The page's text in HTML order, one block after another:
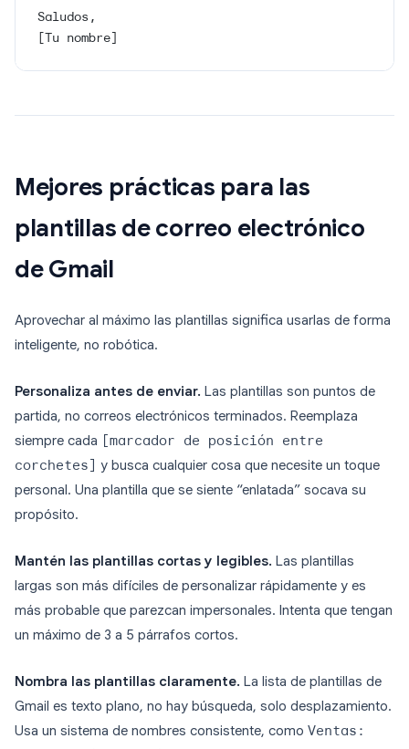
Saludos,
[Tu nombre]
Mejores prácticas para las
plantillas de correo electrónico
de Gmail
Aprovechar al máximo las plantillas significa usarlas de forma
inteligente, no robótica.
Personaliza antes de enviar. Las plantillas son puntos de
partida, no correos electrónicos terminados. Reemplaza
siempre cada
[marcador de posición entre
corchetes]
y busca cualquier cosa que necesite un toque
personal. Una plantilla que se siente “enlatada” socava su
propósito.
Mantén las plantillas cortas y legibles. Las plantillas
largas son más difíciles de personalizar rápidamente y es
más probable que parezcan impersonales. Intenta que tengan
un máximo de 3 a 5 párrafos cortos.
Nombra las plantillas claramente. La lista de plantillas de
Gmail es texto plano, no hay búsqueda, solo desplazamiento.
Usa un sistema de nombres consistente, como Ventas: